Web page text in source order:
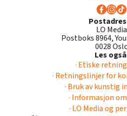
LO Media
Postboks 8964,
0028
Les
· Etiske
· Retningslinjer for
· Bruk av kunstig
· Informasjon
· LO Media og